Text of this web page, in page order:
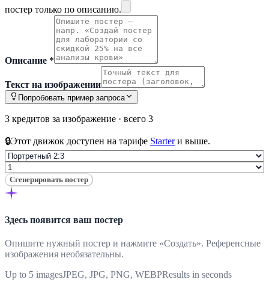
постер только по описанию.
Описание *
Текст на изображении
Попробовать пример запроса
3 кредитов за изображение · всего 3
🔒Этот движок доступен на тарифе Starter и выше.
Сгенерировать постер
Здесь появится ваш постер
Опишите нужный постер и нажмите «Создать». Референсные
изображения необязательны.
Up to 5 imagesJPEG, JPG, PNG, WEBPResults in seconds